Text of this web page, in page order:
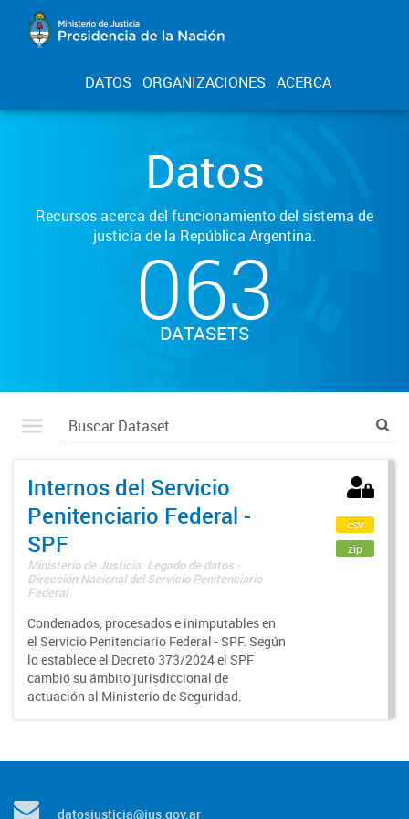
DATOS ORGANIZACIONES ACERCA
Datos
Recursos acerca del funcionamiento del sistema de
justicia de la República Argentina.
063
DATASETS
Internos del Servicio
Penitenciario Federal -
SPF
Ministerio de Justicia. Legado de datos -
Dirección Nacional del Servicio Penitenciario
Federal
Condenados, procesados e inimputables en
el Servicio Penitenciario Federal - SPF. Según
lo establece el Decreto 373/2024 el SPF
cambió su ámbito jurisdiccional de
actuación al Ministerio de Seguridad.
csv
zip
datosjusticia@jus.gov.ar